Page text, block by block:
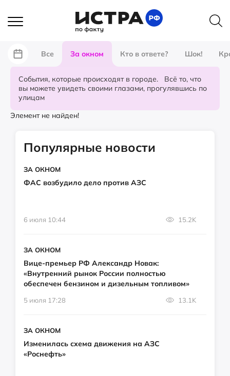
Все За окном Кто в ответе? Шок!
События, которые происходят в городе. Всё то, что
вы можете увидеть своими глазами, прогулявшись по
улицам
Элемент не найден!
Популярные новости
ЗА ОКНОМ
ФАС возбудило дело против АЗС
6 июля 10:44 15.2K
ЗА ОКНОМ
Вице-премьер РФ Александр Новак:
«Внутренний рынок России полностью
обеспечен бензином и дизельным топливом»
5 июля 17:28 13.1K
ЗА ОКНОМ
Изменилась схема движения на АЗС
«Роснефть»